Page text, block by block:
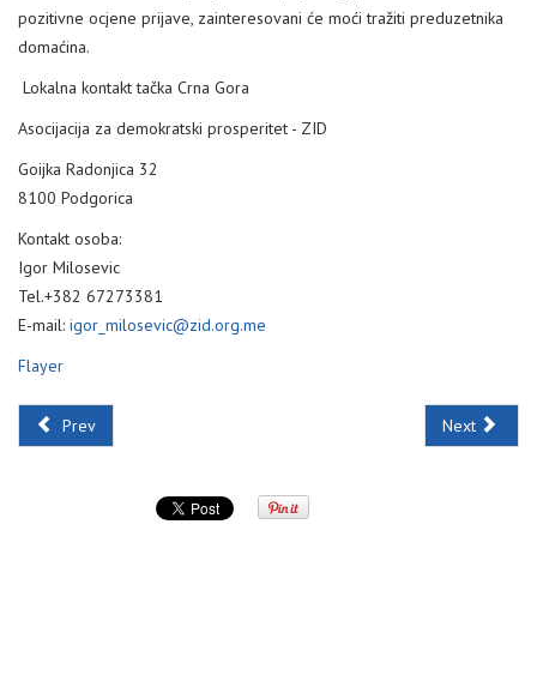
pozitivne ocjene prijave, zainteresovani će moći tražiti preduzetnika
domaćina.
Lokalna kontakt tačka Crna Gora
Asocijacija za demokratski prosperitet - ZID
Goijka Radonjica 32
8100 Podgorica
Kontakt osoba:
Igor Milosevic
Tel.+382 67273381
E-mail: igor_milosevic@zid.org.me
Flayer
Prev Next